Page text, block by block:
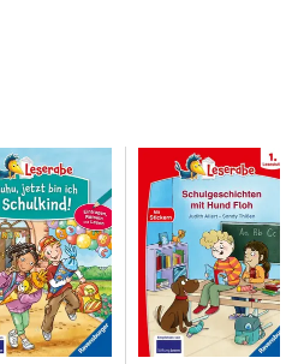
und jedem Rätsel darf ein
werden. Der Leseerfolg
wird Lesenlernen zum